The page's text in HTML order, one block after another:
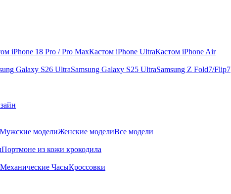
iPhone 18 Pro / Pro MaxКастом iPhone UltraКастом iPhone Air
Galaxy S26 UltraSamsung Galaxy S25 UltraSamsung Z Fold7/Flip7
Мужские моделиЖенские моделиВсе модели
Портмоне из кожи крокодила
Механические ЧасыКроссовки